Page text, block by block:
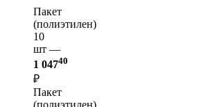
Пакет
(полиэтилен)
10
шт —
1 04740
₽
Пакет